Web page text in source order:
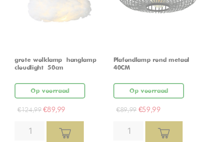
grote wolklamp – hanglamp –
cloudlight – 50cm
Op voorraad
€124,99 €89,99
Plafondlamp rond metaal
40CM
Op voorraad
€89,99 €59,99